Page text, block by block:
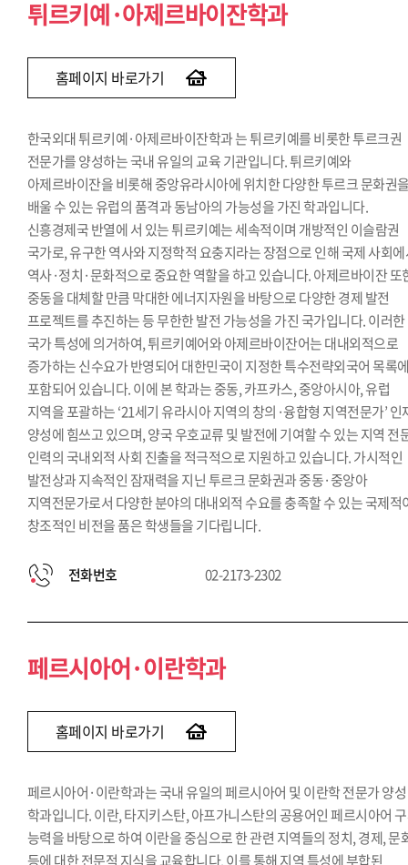
튀르키예·아제르바이잔학과
홈페이지 바로가기
한국외대 튀르키예·아제르바이잔학과 는 튀르키예를 비롯한 투르크권
전문가를 양성하는 국내 유일의 교육 기관입니다. 튀르키예와
아제르바이잔을 비롯해 중앙유라시아에 위치한 다양한 투르크 문화권
배울 수 있는 유럽의 품격과 동남아의 가능성을 가진 학과입니다.
신흥경제국 반열에 서 있는 튀르키예는 세속적이며 개방적인 이슬람권
국가로, 유구한 역사와 지정학적 요충지라는 장점으로 인해 국제 사회
역사·정치·문화적으로 중요한 역할을 하고 있습니다. 아제르바이잔 또
중동을 대체할 만큼 막대한 에너지자원을 바탕으로 다양한 경제 발전
프로젝트를 추진하는 등 무한한 발전 가능성을 가진 국가입니다. 이러한
국가 특성에 의거하여, 튀르키예어와 아제르바이잔어는 대내외적으로
증가하는 신수요가 반영되어 대한민국이 지정한 특수전략외국어 목록
포함되어 있습니다. 이에 본 학과는 중동, 카프카스, 중앙아시아, 유럽
지역을 포괄하는 ‘21세기 유라시아 지역의 창의·융합형 지역전문가’ 인
양성에 힘쓰고 있으며, 양국 우호교류 및 발전에 기여할 수 있는 지역 전
인력의 국내외적 사회 진출을 적극적으로 지원하고 있습니다. 가시적인
발전상과 지속적인 잠재력을 지닌 투르크 문화권과 중동·중앙아
지역전문가로서 다양한 분야의 대내외적 수요를 충족할 수 있는 국제적
창조적인 비전을 품은 학생들을 기다립니다.
전화번호 02-2173-2302
페르시아어·이란학과
홈페이지 바로가기
페르시아어·이란학과는 국내 유일의 페르시아어 및 이란학 전문가 양성
학과입니다. 이란, 타지키스탄, 아프가니스탄의 공용어인 페르시아어
능력을 바탕으로 하여 이란을 중심으로 한 관련 지역들의 정치, 경제, 문
등에 대한 전문적 지식을 교육합니다. 이를 통해 지역 특성에 부합된